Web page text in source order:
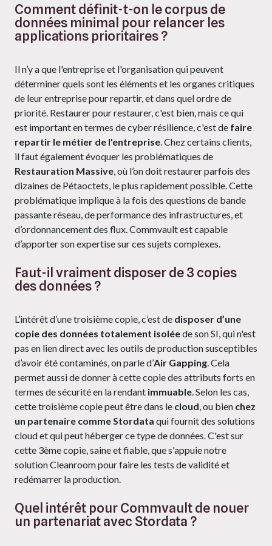
Comment définit-t-on le corpus de
données minimal pour relancer les
applications prioritaires ?
Il n’y a que l'entreprise et l'organisation qui peuvent
déterminer quels sont les éléments et les organes critiques
de leur entreprise pour repartir, et dans quel ordre de
priorité. Restaurer pour restaurer, c'est bien, mais ce qui
est important en termes de cyber résilience, c'est de faire
repartir le métier de l'entreprise . Chez certains clients,
il faut également évoquer les problématiques de
Restauration Massive , où l’on doit restaurer parfois des
dizaines de Pétaoctets, le plus rapidement possible. Cette
problématique implique à la fois des questions de bande
passante réseau, de performance des infrastructures, et
d’ordonnancement des flux. Commvault est capable
d’apporter son expertise sur ces sujets complexes.
Faut-il vraiment disposer de 3 copies
des données ?
L’intérêt d’une troisième copie, c’est de disposer d’une
copie des données totalement isoléede son SI, qui n'est
pas en lien direct avec les outils de production susceptibles
d’avoir été contaminés, on parle d’Air Gapping . Cela
permet aussi de donner à cette copie des attributs forts en
termes de sécurité en la rendant immuable . Selon les cas,
cette troisième copie peut être dans le cloud , ou bien chez
un partenaire comme Stordata qui fournit des solutions
cloud et qui peut héberger ce type de données. C'est sur
cette 3ème copie, saine et fiable, que s'appuie notre
solution Cleanroom pour faire les tests de validité et
redémarrer la production.
Quel intérêt pour Commvault de nouer
un partenariat avec Stordata ?